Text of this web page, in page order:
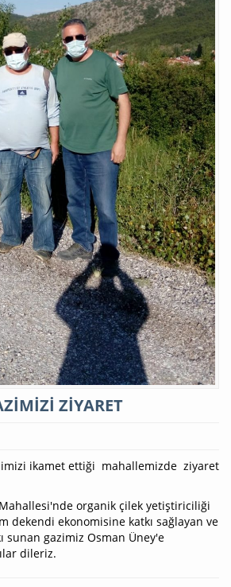
ZİYARET
ikamet ettiği mahallemizde ziyaret
organik çilek yetiştiriciliği
dekendi ekonomisine katkı sağlayan ve
sunan gazimiz Osman Üney'e
dileriz.